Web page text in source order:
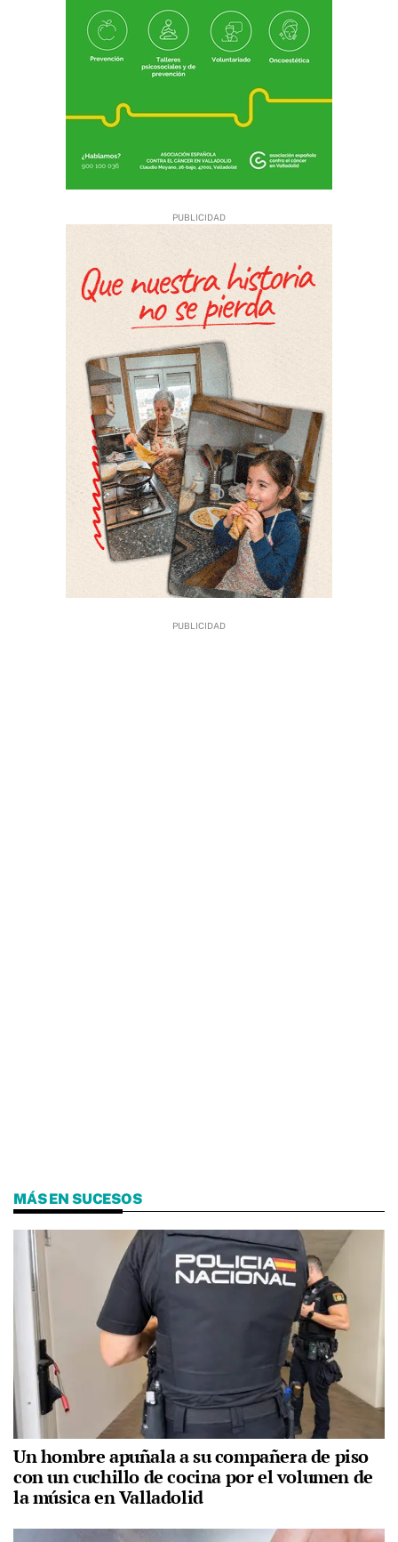
MÁS EN SUCESOS
Un hombre apuñala a su compañera de piso
con un cuchillo de cocina por el volumen de
la música en Valladolid